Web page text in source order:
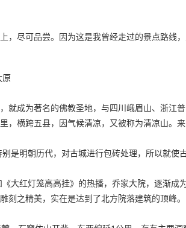
，尽可品尝。因为这是我曾经走过的景点路
原
就成为著名的佛教圣地，与四川峨眉山、浙
，横跨五县，因气候清凉，又被称为清凉山
是明朝历代，对古城进行包砖处理，所以就
大红灯笼高高挂》的热播，乔家大院，逐渐
之精美，实在是达到了北方院落建筑的顶峰。